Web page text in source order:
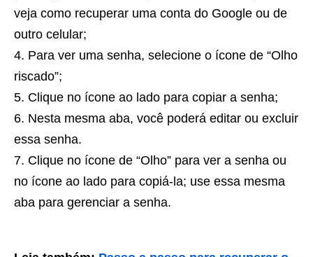
veja como recuperar uma conta do Google ou de
outro celular;
Para ver uma senha, selecione o ícone de “Olho
riscado”;
Clique no ícone ao lado para copiar a senha;
Nesta mesma aba, você poderá editar ou excluir
essa senha.
Clique no ícone de “Olho” para ver a senha ou
no ícone ao lado para copiá-la; use essa mesma
aba para gerenciar a senha.